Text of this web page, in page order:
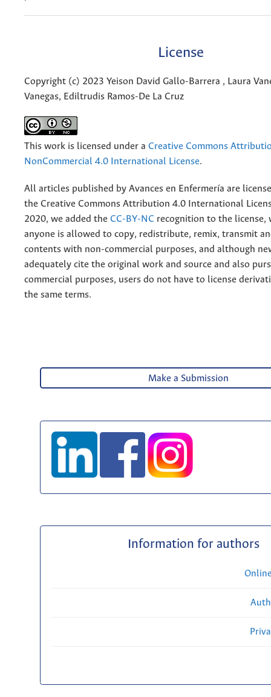
License
Copyright (c) 2023 Yeison David Gallo-Barrera , Laura
Vanegas, Ediltrudis Ramos-De La Cruz
This work is licensed under a Creative Commons
NonCommercial 4.0 International License.
All articles published by Avances en Enfermería are
the Creative Commons Attribution 4.0 International
2020, we added the CC-BY-NC recognition to the license,
anyone is allowed to copy, redistribute, remix, transmit
contents with non-commercial purposes, and although
adequately cite the original work and source and also
commercial purposes, users do not have to license
the same terms.
Make a Submission
Information for authors